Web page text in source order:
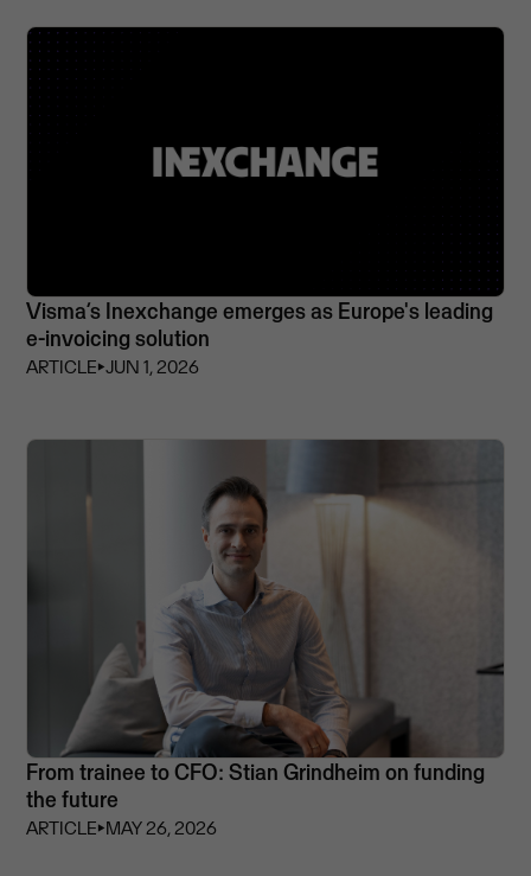
Visma’s Inexchange emerges as Europe's leading
e-invoicing solution
ARTICLE⏵JUN 1, 2026
From trainee to CFO: Stian Grindheim on funding
the future
ARTICLE⏵MAY 26, 2026